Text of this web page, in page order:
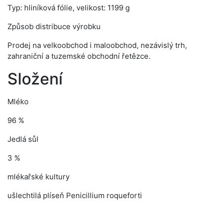
Typ: hliníková fólie, velikost: 1199 g
Způsob distribuce výrobku
Prodej na velkoobchod i maloobchod, nezávislý trh,
zahraniční a tuzemské obchodní řetězce.
Složení
Mléko
96 %
Jedlá sůl
3 %
mlékařské kultury
ušlechtilá plíseň Penicillium roqueforti